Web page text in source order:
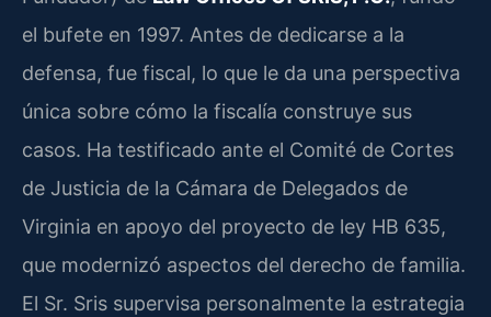
el bufete en 1997. Antes de dedicarse a la
defensa, fue fiscal, lo que le da una perspectiva
única sobre cómo la fiscalía construye sus
casos. Ha testificado ante el Comité de Cortes
de Justicia de la Cámara de Delegados de
Virginia en apoyo del proyecto de ley HB 635,
que modernizó aspectos del derecho de familia.
El Sr. Sris supervisa personalmente la estrategia